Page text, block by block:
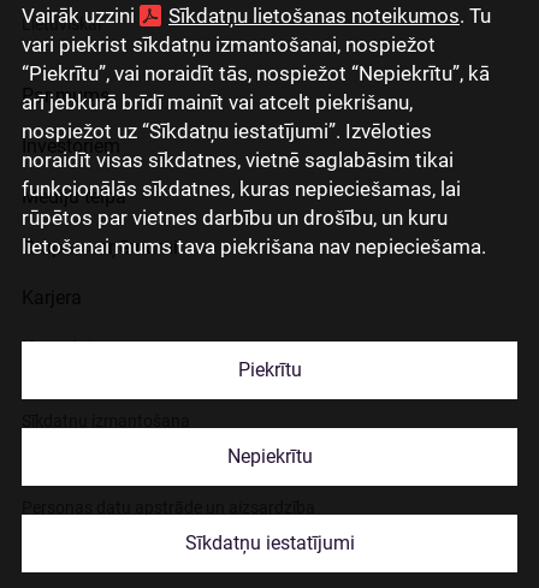
Vairāk uzzini
Sīkdatņu lietošanas noteikumos. Tu
vari piekrist sīkdatņu izmantošanai, nospiežot
“Piekrītu”, vai noraidīt tās, nospiežot “Nepiekrītu”, kā
arī jebkurā brīdī mainīt vai atcelt piekrišanu,
nospiežot uz “Sīkdatņu iestatījumi”. Izvēloties
noraidīt visas sīkdatnes, vietnē saglabāsim tikai
funkcionālās sīkdatnes, kuras nepieciešamas, lai
rūpētos par vietnes darbību un drošību, un kuru
lietošanai mums tava piekrišana nav nepieciešama.
Piekrītu
Nepiekrītu
Sīkdatņu iestatījumi
Lietuviškai
Par mums
Investoriem
Mediju telpa
Grupas uzņēmumi
Kontakti
© 2026 Citadele Group